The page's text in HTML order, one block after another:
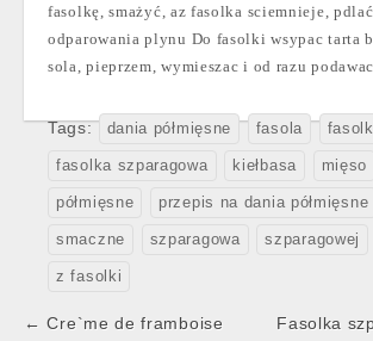
fasolkę, smażyć, az fasolka sciemnieje,
odparowania plynu Do fasolki wsypac tarta
sola, pieprzem, wymieszac i od razu
Tags: dania półmięsne fasola
fasolka szparagowa kiełbasa mięso
półmięsne przepis na dania półmięsne
smaczne szparagowa szparagowej
z fasolki
Post
← Cre`me de framboise
Fasolka